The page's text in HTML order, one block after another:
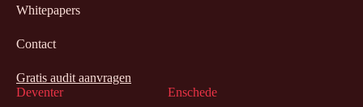
Deventer
Enschede
Whitepapers
Contact
Gratis audit aanvragen